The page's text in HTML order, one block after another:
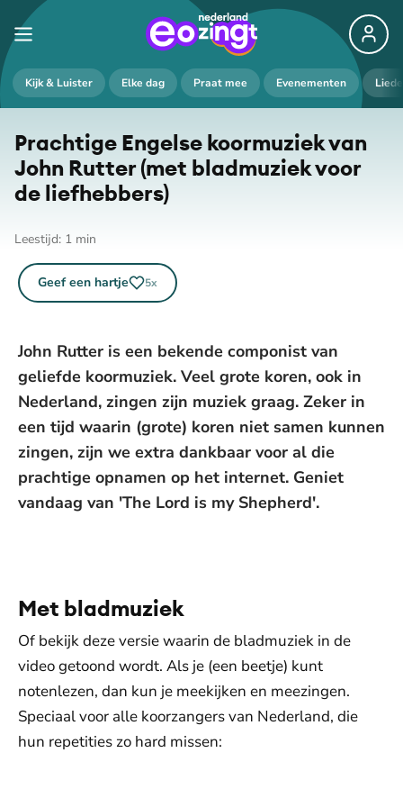
Kijk & Luister Elke dag Praat mee Evenementen
Prachtige Engelse koormuziek van
John Rutter (met bladmuziek voor
de liefhebbers)
Leestijd: 1 min
Geef een hartje 5x
John Rutter is een bekende componist van
geliefde koormuziek. Veel grote koren, ook in
Nederland, zingen zijn muziek graag. Zeker in
een tijd waarin (grote) koren niet samen kunnen
zingen, zijn we extra dankbaar voor al die
prachtige opnamen op het internet. Geniet
vandaag van 'The Lord is my Shepherd'.
Met bladmuziek
Of bekijk deze versie waarin de bladmuziek in de
video getoond wordt. Als je (een beetje) kunt
notenlezen, dan kun je meekijken en meezingen.
Speciaal voor alle koorzangers van Nederland, die
hun repetities zo hard missen:
De weergave van deze video vereist jouw